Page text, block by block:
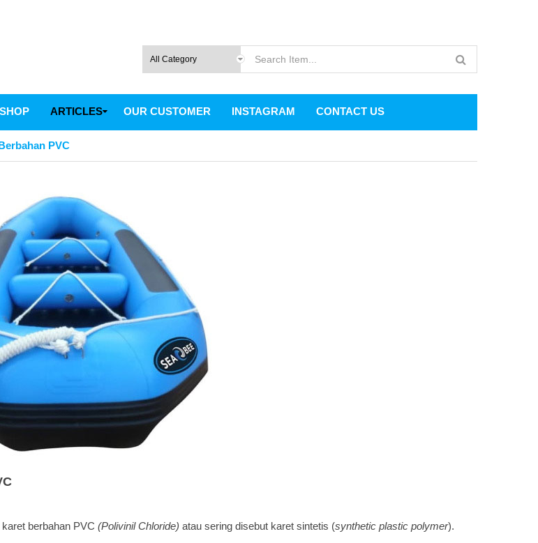
SHOP ARTICLES OUR CUSTOMER INSTAGRAM CONTACT US
PVC
berbahan PVC (Polivinil Chloride) atau sering disebut karet sintetis (synthetic plastic polymer).